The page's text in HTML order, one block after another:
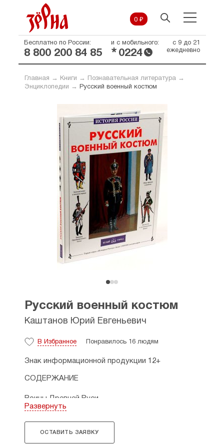
0 ₽
Бесплатно по России:
8 800 200 84 85
и с мобильного:
* 0224
с 9 до 21
ежедневно
Главная → Книги → Познавательная литература→
Энциклопедии → Русский военный костюм
Русский военный костюм
Каштанов Юрий Евгеньевич
В Избранное Понравилось 16 людям
Знак информационной продукции 12+
СОДЕРЖАНИЕ
Воины Древней Руси
Московская Русь.
Полки иноземного строя. XVII век
Развернуть
ОСТАВИТЬ ЗАЯВКУ